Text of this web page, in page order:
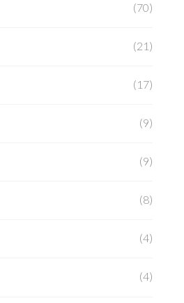
(70)
(21)
(17)
(9)
(9)
(8)
(4)
(4)